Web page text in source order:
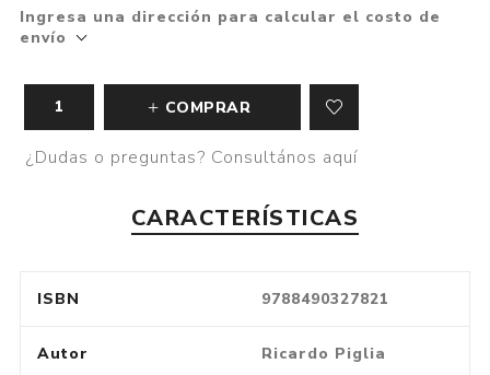
Ingresa una dirección para calcular el costo de
envío
COMPRAR
¿Dudas o preguntas? Consultános aquí
CARACTERÍSTICAS
ISBN 9788490327821
Autor Ricardo Piglia